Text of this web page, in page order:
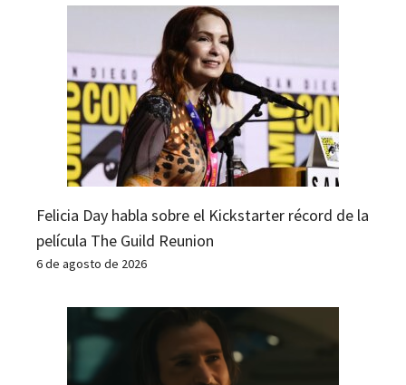
Felicia Day habla sobre el Kickstarter récord de la
película The Guild Reunion
6 de agosto de 2026